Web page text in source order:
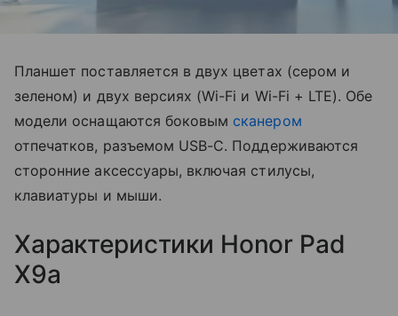
Планшет поставляется в двух цветах (сером и
зеленом) и двух версиях (Wi-Fi и Wi-Fi + LTE). Обе
модели оснащаются боковым сканером
отпечатков, разъемом USB-C. Поддерживаются
сторонние аксессуары, включая стилусы,
клавиатуры и мыши.
Характеристики Honor Pad
X9a